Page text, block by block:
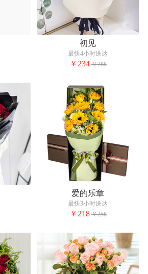
初见
最快4小时送达
￥234 ￥288
爱的乐章
最快3小时送达
￥218 ￥258